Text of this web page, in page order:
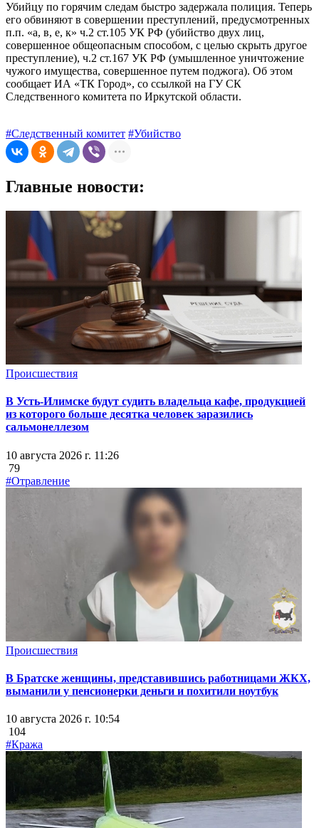
Убийцу по горячим следам быстро задержала полиция. Теперь
его обвиняют в совершении преступлений, предусмотренных
п.п. «а, в, е, к» ч.2 ст.105 УК РФ (убийство двух лиц,
совершенное общеопасным способом, с целью скрыть другое
преступление), ч.2 ст.167 УК РФ (умышленное уничтожение
чужого имущества, совершенное путем поджога). Об этом
сообщает ИА «ТК Город», со ссылкой на ГУ СК
Следственного комитета по Иркутской области.
#Следственный комитет #Убийство
Главные новости:
Происшествия
В Усть-Илимске будут судить владельца кафе, продукцией
из которого больше десятка человек заразились
сальмонеллезом
10 августа 2026 г. 11:26
79
#Отравление
Происшествия
В Братске женщины, представившись работницами ЖКХ,
выманили у пенсионерки деньги и похитили ноутбук
10 августа 2026 г. 10:54
104
#Кража